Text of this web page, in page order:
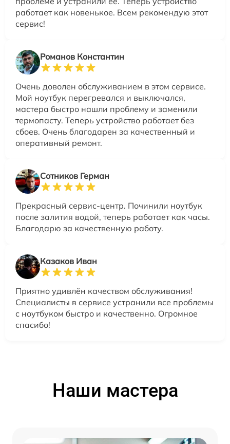
работает как новенькое. Всем рекомендую этот
сервис!
Романов Константин
Очень доволен обслуживанием в этом сервисе.
Мой ноутбук перегревался и выключался,
мастера быстро нашли проблему и заменили
термопасту. Теперь устройство работает без
сбоев. Очень благодарен за качественный и
оперативный ремонт.
Сотников Герман
Прекрасный сервис-центр. Починили ноутбук
после залития водой, теперь работает как часы.
Благодарю за качественную работу.
Казаков Иван
Приятно удивлён качеством обслуживания!
Специалисты в сервисе устранили все проблемы
с ноутбуком быстро и качественно. Огромное
спасибо!
Наши мастера